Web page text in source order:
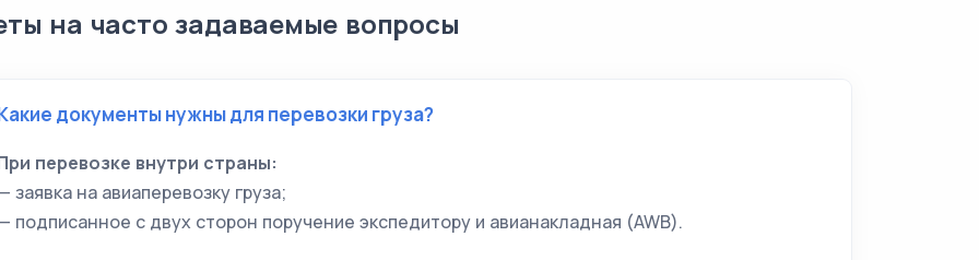
на часто задаваемые вопросы
документы нужны для перевозки груза?
перевозке внутри страны:
заявка на авиаперевозку груза;
подписанное с двух сторон поручение экспедитору и авианакладная (AWB).